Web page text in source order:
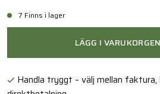
7 Finns i lager
LÄGG I VARUKORGEN
Handla tryggt – välj mellan